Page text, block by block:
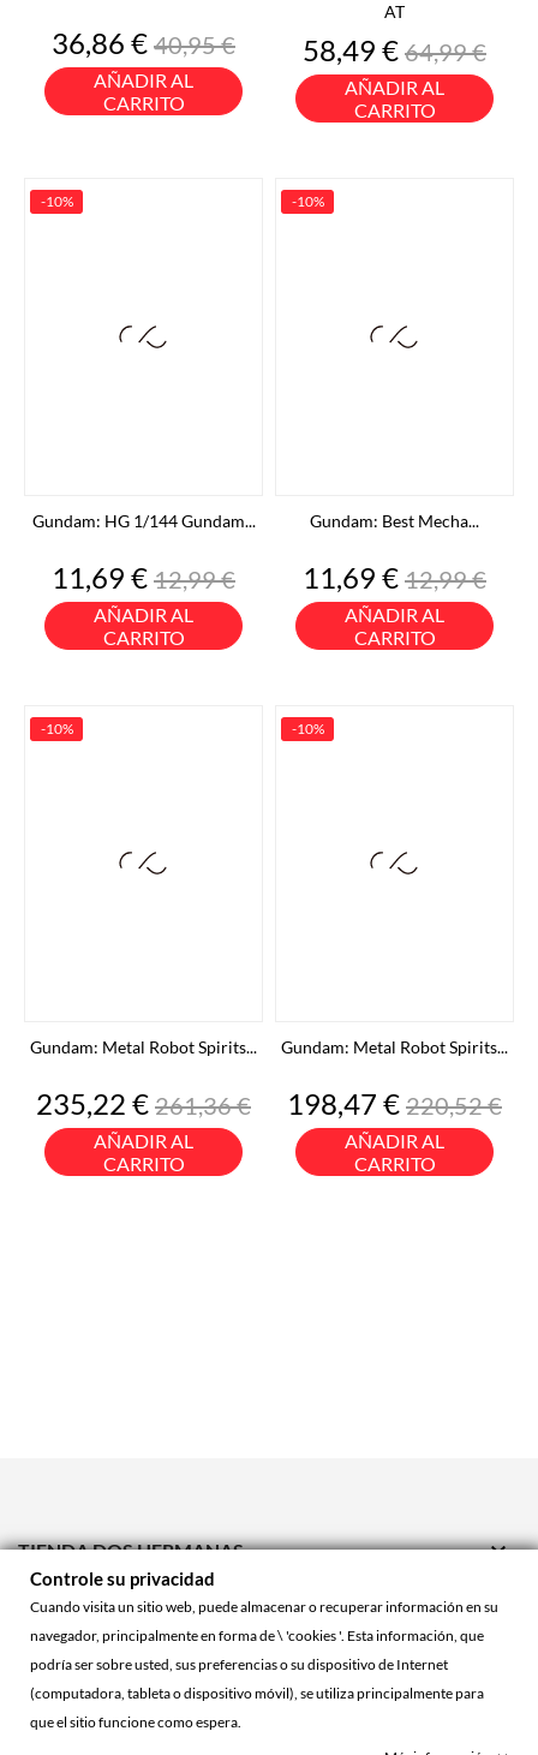
Precio
36,86 €Precio
base
40,95 €
AÑADIR AL
CARRITO
AT
Precio
58,49 €Precio
base
64,99 €
AÑADIR AL
CARRITO
Gundam: HG 1/144 Gundam...
Precio
11,69 €Precio
base
12,99 €
AÑADIR AL
CARRITO
-10%
Gundam: Best Mecha...
Precio
11,69 €Precio
base
12,99 €
AÑADIR AL
CARRITO
-10%
Gundam: Metal Robot Spirits...
Precio
235,22 €Precio
base
261,36 €
AÑADIR AL
CARRITO
-10%
Gundam: Metal Robot Spirits...
Precio
198,47 €Precio
base
220,52 €
AÑADIR AL
CARRITO
-10%
TIENDA DOS HERMANAS 
TIENDA ONLINE 
ACCOUNT
Controle su privacidad
Cuando visita un sitio web, puede almacenar o recuperar información en su
navegador, principalmente en forma de \ 'cookies '. Esta información, que
podría ser sobre usted, sus preferencias o su dispositivo de Internet
(computadora, tableta o dispositivo móvil), se utiliza principalmente para
que el sitio funcione como espera.